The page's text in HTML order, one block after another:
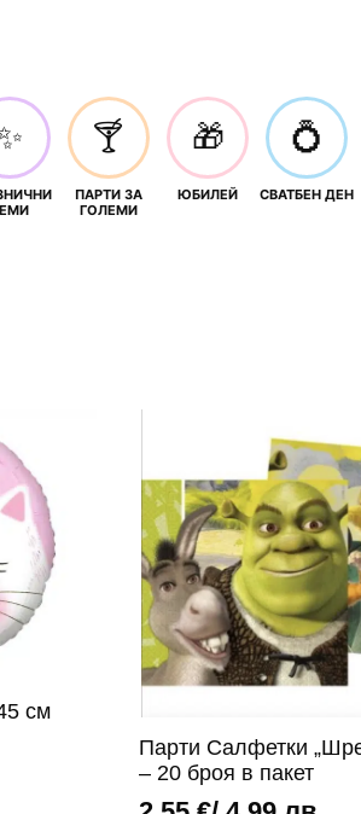
🍸
ПАРТИ ЗА
ГОЛЕМИ
🎁
ЮБИЛЕЙ
💍
СВАТБЕН ДЕН
см
Парти Салфетки
– 20 броя в пакет